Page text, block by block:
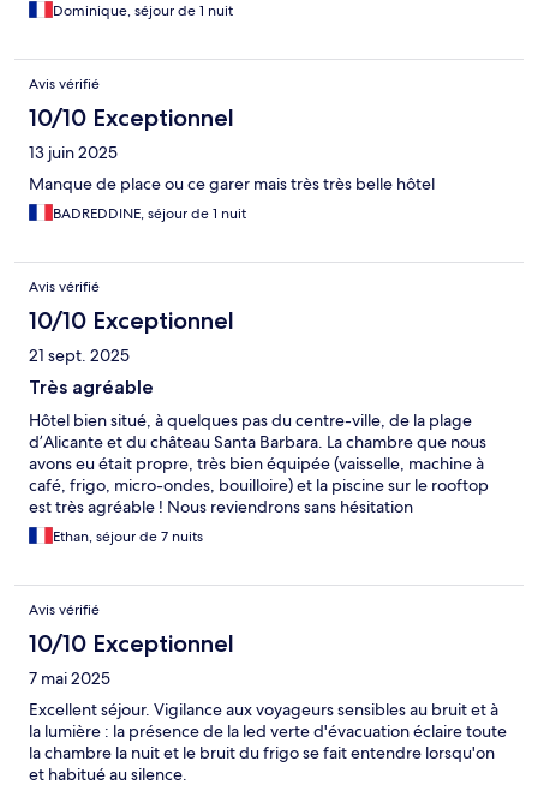
Dominique, séjour de 1 nuit
Avis vérifié
10/10 Exceptionnel
13 juin 2025
Manque de place ou ce garer mais très très belle hôtel
BADREDDINE, séjour de 1 nuit
Avis vérifié
10/10 Exceptionnel
21 sept. 2025
Très agréable
Hôtel bien situé, à quelques pas du centre-ville, de la plage
d’Alicante et du château Santa Barbara. La chambre que nous
avons eu était propre, très bien équipée (vaisselle, machine à
café, frigo, micro-ondes, bouilloire) et la piscine sur le rooftop
est très agréable ! Nous reviendrons sans hésitation
Ethan, séjour de 7 nuits
Avis vérifié
10/10 Exceptionnel
7 mai 2025
Excellent séjour. Vigilance aux voyageurs sensibles au bruit et à
la lumière : la présence de la led verte d'évacuation éclaire toute
la chambre la nuit et le bruit du frigo se fait entendre lorsqu'on
et habitué au silence.